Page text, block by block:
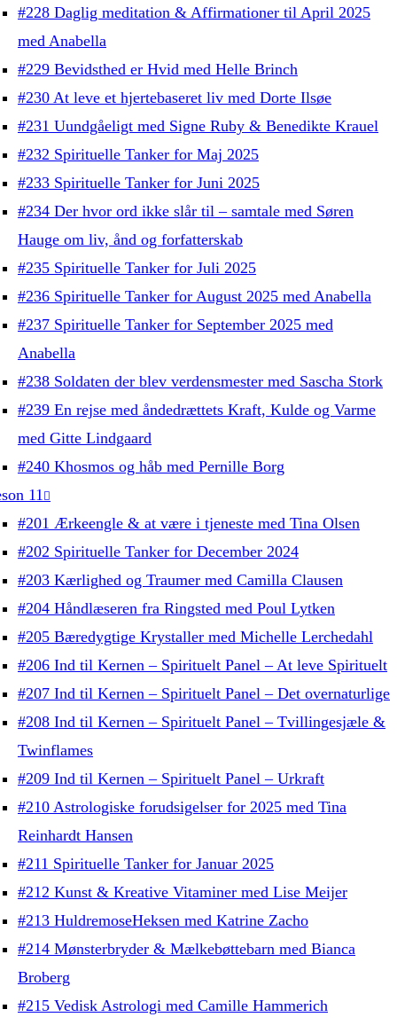
#228 Daglig meditation & Affirmationer til April 2025
med Anabella
#229 Bevidsthed er Hvid med Helle Brinch
#230 At leve et hjertebaseret liv med Dorte Ilsøe
#231 Uundgåeligt med Signe Ruby & Benedikte Krauel
#232 Spirituelle Tanker for Maj 2025
#233 Spirituelle Tanker for Juni 2025
#234 Der hvor ord ikke slår til – samtale med Søren
Hauge om liv, ånd og forfatterskab
#235 Spirituelle Tanker for Juli 2025
#236 Spirituelle Tanker for August 2025 med Anabella
#237 Spirituelle Tanker for September 2025 med
Anabella
#238 Soldaten der blev verdensmester med Sascha Stork
#239 En rejse med åndedrættets Kraft, Kulde og Varme
med Gitte Lindgaard
#240 Khosmos og håb med Pernille Borg
11
#201 Ærkeengle & at være i tjeneste med Tina Olsen
#202 Spirituelle Tanker for December 2024
#203 Kærlighed og Traumer med Camilla Clausen
#204 Håndlæseren fra Ringsted med Poul Lytken
#205 Bæredygtige Krystaller med Michelle Lerchedahl
#206 Ind til Kernen – Spirituelt Panel – At leve Spirituelt
#207 Ind til Kernen – Spirituelt Panel – Det overnaturlige
#208 Ind til Kernen – Spirituelt Panel – Tvillingesjæle &
Twinflames
#209 Ind til Kernen – Spirituelt Panel – Urkraft
#210 Astrologiske forudsigelser for 2025 med Tina
Reinhardt Hansen
#211 Spirituelle Tanker for Januar 2025
#212 Kunst & Kreative Vitaminer med Lise Meijer
#213 HuldremoseHeksen med Katrine Zacho
#214 Mønsterbryder & Mælkebøttebarn med Bianca
Broberg
#215 Vedisk Astrologi med Camille Hammerich